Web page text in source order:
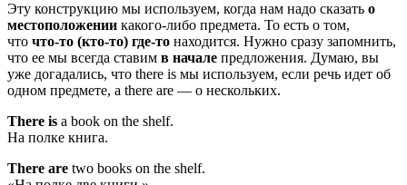
Эту конструкцию мы используем, когда нам надо сказать о
местоположении какого-либо предмета. То есть о том,
что что-то (кто-то) где-то находится. Нужно сразу запомнить,
что ее мы всегда ставим в начале предложения. Думаю, вы
уже догадались, что there is мы используем, если речь идет об
одном предмете, а there are — о нескольких.
There is a book on the shelf.
На полке книга.
There are two books on the shelf.